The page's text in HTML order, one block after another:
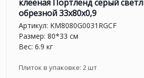
клееная Портленд серый
обрезной 33x80x0,9
Артикул: KM8080G0031RGCF
Размер: 80*33 см
Вес: 6.9 кг
Плиток в упаковке: 2шт